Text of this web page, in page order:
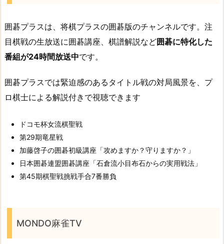
囲碁プラスは、将棋プラスの囲碁版のチャンネルです。注
目棋戦の生放送に囲碁講座、棋譜解説など囲碁に特化した
番組が24時間放送中です。
囲碁プラスでは緊迫感のあるタイトル戦の対局風景を、プ
ロ棋士による解説付きで視聴できます
ドコモ杯女流棋聖戦
第29期竜星戦
加藤啓子の囲碁初級講座「攻めますか？守りますか？」
日本囲碁連盟囲碁講座「石倉流小目布石からの実用戦法」
第45期棋聖戦挑戦手合7番勝負
MONDO麻雀TV